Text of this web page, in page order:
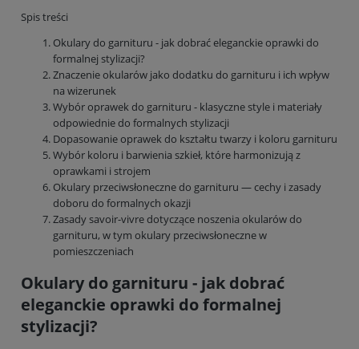
Spis treści
Okulary do garnituru - jak dobrać eleganckie oprawki do
formalnej stylizacji?
Znaczenie okularów jako dodatku do garnituru i ich wpływ
na wizerunek
Wybór oprawek do garnituru - klasyczne style i materiały
odpowiednie do formalnych stylizacji
Dopasowanie oprawek do kształtu twarzy i koloru garnituru
Wybór koloru i barwienia szkieł, które harmonizują z
oprawkami i strojem
Okulary przeciwsłoneczne do garnituru — cechy i zasady
doboru do formalnych okazji
Zasady savoir-vivre dotyczące noszenia okularów do
garnituru, w tym okulary przeciwsłoneczne w
pomieszczeniach
Okulary do garnituru - jak dobrać
eleganckie oprawki do formalnej
stylizacji?